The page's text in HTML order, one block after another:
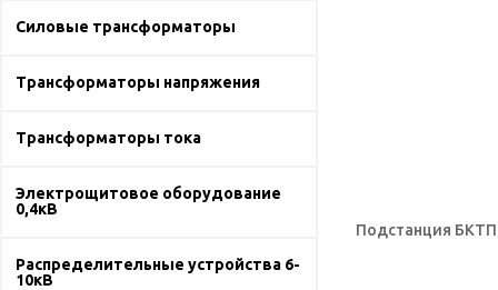
Силовые трансформаторы
Трансформаторы напряжения
Трансформаторы тока
Электрощитовое оборудование
0,4кВ
Распределительные устройства 6-
10кВ
Подстанция